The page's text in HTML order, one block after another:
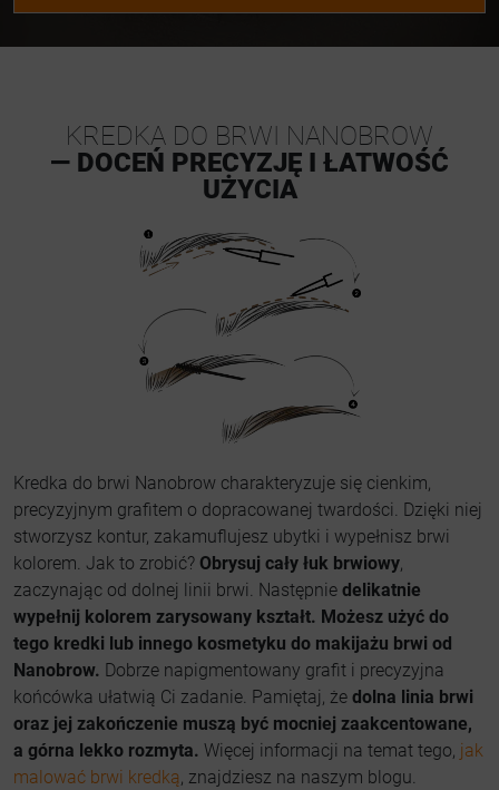
KREDKA DO BRWI NANOBROW
— DOCEŃ PRECYZJĘ I ŁATWOŚĆ
UŻYCIA
Kredka do brwi Nanobrow charakteryzuje się cienkim,
precyzyjnym grafitem o dopracowanej twardości. Dzięki niej
stworzysz kontur, zakamuflujesz ubytki i wypełnisz brwi
kolorem. Jak to zrobić? Obrysuj cały łuk brwiowy,
zaczynając od dolnej linii brwi. Następnie delikatnie
wypełnij kolorem zarysowany kształt. Możesz użyć do
tego kredki lub innego kosmetyku do makijażu brwi od
Nanobrow. Dobrze napigmentowany grafit i precyzyjna
końcówka ułatwią Ci zadanie. Pamiętaj, że dolna linia brwi
oraz jej zakończenie muszą być mocniej zaakcentowane,
a górna lekko rozmyta. Więcej informacji na temat tego, jak
malować brwi kredką, znajdziesz na naszym blogu.